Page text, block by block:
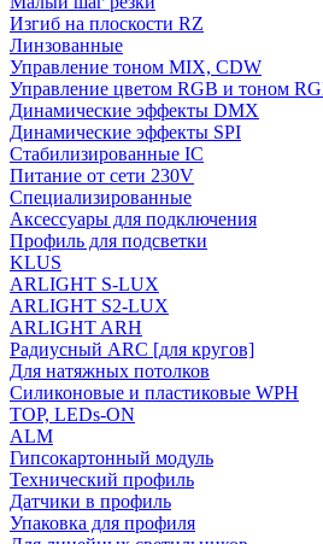
Изгиб на плоскости RZ
Линзованные
Управление тоном MIX, CDW
Управление цветом RGB и тоном
Динамические эффекты DMX
Динамические эффекты SPI
Стабилизированные IC
Питание от сети 230V
Специализированные
Аксессуары для подключения
Профиль для подсветки
KLUS
ARLIGHT S-LUX
ARLIGHT S2-LUX
ARLIGHT ARH
Радиусный ARC [для кругов]
Для натяжных потолков
Силиконовые и пластиковые WPH
TOP, LEDs-ON
ALM
Гипсокартонный модуль
Технический профиль
Датчики в профиль
Упаковка для профиля